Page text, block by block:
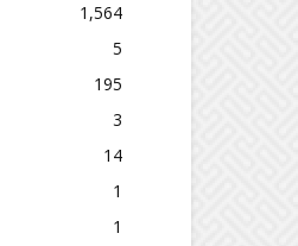
1,564
5
195
3
14
1
1